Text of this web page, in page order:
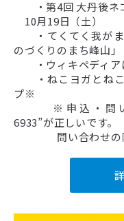
・第4回 大丹後ネ
10月19日（土）
・てくてく我がま
のづくりのまち峰山」
・ウィキペディア
・ねこヨガとねこ
プ※
※申込・問い合
6933”が正しいです。
問い合わせの際